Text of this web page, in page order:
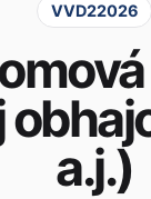
VVD22026
a.j.)